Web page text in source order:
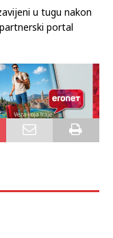
u tugu nakon
portal